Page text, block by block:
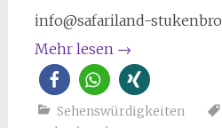
info@safariland-
Mehr lesen →
Sehenswürdigkeiten